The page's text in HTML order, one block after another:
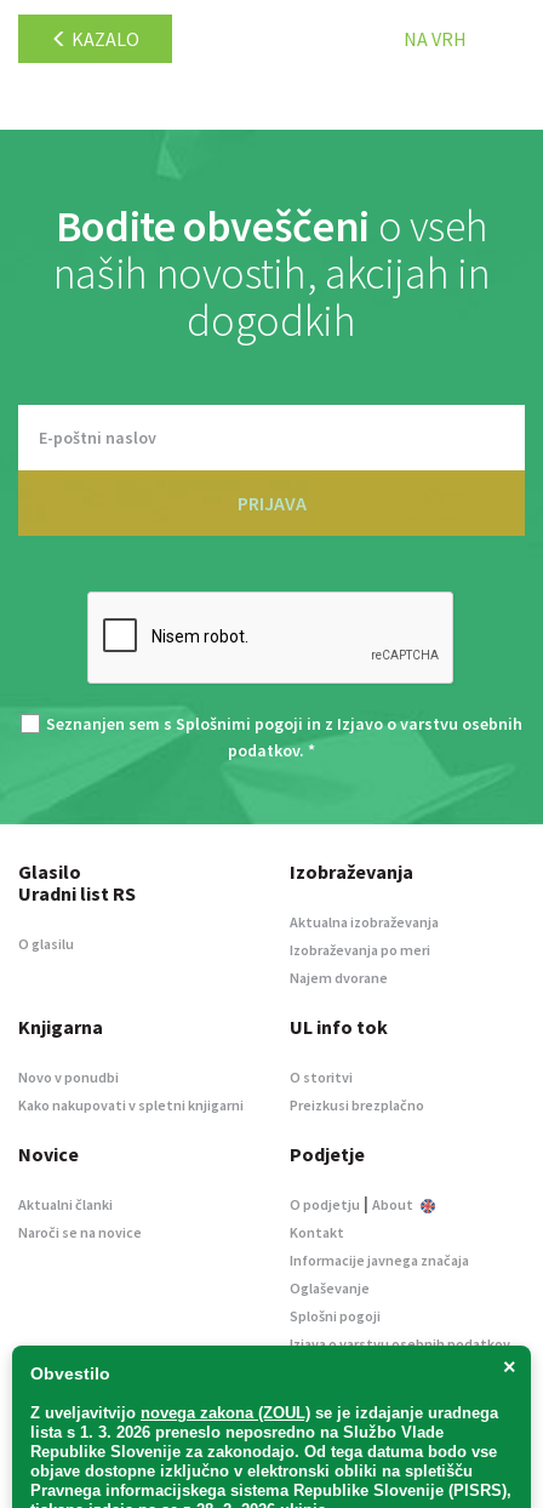
KAZALO NA VRH
Bodite obveščeni o vseh
naših novostih, akcijah in
dogodkih
PRIJAVA
Seznanjen sem s Splošnimi pogoji in z Izjavo o varstvu osebnih
podatkov. *
×
Obvestilo
Z uveljavitvijo novega zakona (ZOUL) se je izdajanje uradnega
lista s 1. 3. 2026 preneslo neposredno na Službo Vlade
Republike Slovenije za zakonodajo. Od tega datuma bodo vse
objave dostopne izključno v elektronski obliki na spletišču
Pravnega informacijskega sistema Republike Slovenije (PISRS),
Glasilo
Uradni list RS
O glasilu
Izobraževanja
Aktualna izobraževanja
Izobraževanja po meri
Najem dvorane
Knjigarna
Novo v ponudbi
Kako nakupovati v spletni knjigarni
UL info tok
O storitvi
Preizkusi brezplačno
Novice
Aktualni članki
Naroči se na novice
Podjetje
O podjetju | About
Kontakt
Informacije javnega značaja
Oglaševanje
Splošni pogoji
Izjava o varstvu osebnih podatkov
Uradni list d. o. o. – v likvidaciji / Vse pravice pridržane.